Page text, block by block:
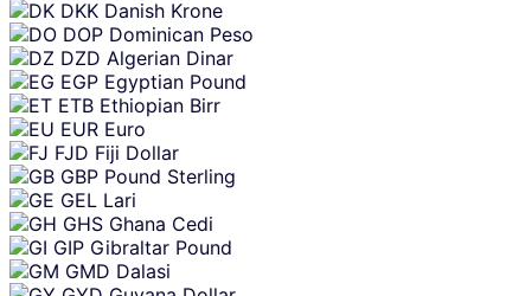
DKK Danish Krone
DOP Dominican Peso
DZD Algerian Dinar
EGP Egyptian Pound
ETB Ethiopian Birr
EUR Euro
FJD Fiji Dollar
GBP Pound Sterling
GEL Lari
GHS Ghana Cedi
GIP Gibraltar Pound
GMD Dalasi